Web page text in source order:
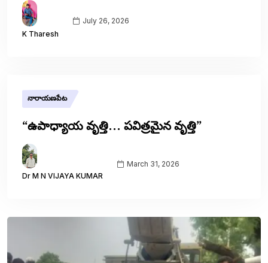
K Tharesh
July 26, 2026
నారాయణపేట
“ఉపాధ్యాయ వృత్తి… పవిత్రమైన వృత్తి”
Dr M N VIJAYA KUMAR
March 31, 2026